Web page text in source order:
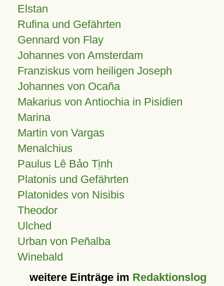
Elstan
Rufina und Gefährten
Gennard von Flay
Johannes von Amsterdam
Franziskus vom heiligen Joseph
Johannes von Ocaña
Makarius von Antiochia in Pisidien
Marina
Martin von Vargas
Menalchius
Paulus Lê Bảo Tịnh
Platonis und Gefährten
Platonides von Nisibis
Theodor
Ulched
Urban von Peñalba
Winebald
weitere Einträge im Redaktionslog